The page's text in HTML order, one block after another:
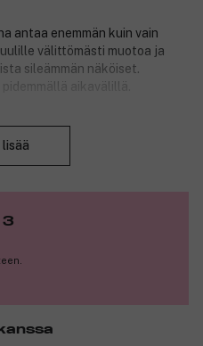
antaa enemmän kuin vain
välittömästi muotoa ja
sileämmän näköiset.
aikavälillä.
lisää
3